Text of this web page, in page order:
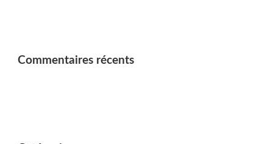
Commentaires récents